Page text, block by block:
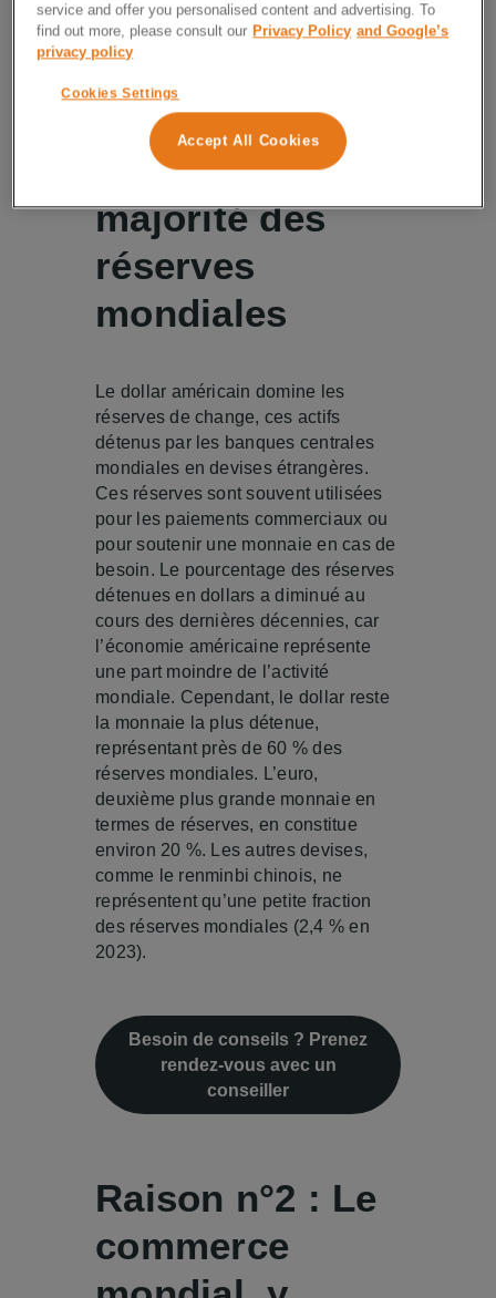
Raison n°1 : Le
dollar américain
représente
toujours la
majorité des
réserves
mondiales
Le dollar américain domine les
réserves de change, ces actifs
détenus par les banques centrales
mondiales en devises étrangères.
Ces réserves sont souvent utilisées
pour les paiements commerciaux ou
pour soutenir une monnaie en cas de
besoin. Le pourcentage des réserves
détenues en dollars a diminué au
cours des dernières décennies, car
l’économie américaine représente
une part moindre de l’activité
mondiale. Cependant, le dollar reste
la monnaie la plus détenue,
représentant près de 60 % des
réserves mondiales. L’euro,
deuxième plus grande monnaie en
termes de réserves, en constitue
environ 20 %. Les autres devises,
comme le renminbi chinois, ne
représentent qu’une petite fraction
des réserves mondiales (2,4 % en
2023).
Besoin de conseils ? Prenez
rendez-vous avec un
conseiller
Raison n°2 : Le
commerce
service and offer you personalised content and advertising. To
find out more, please consult our Privacy Policy and Google’s
privacy policy
Cookies Settings
Accept All Cookies